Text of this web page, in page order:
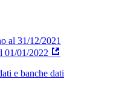
al 31/12/2021
01/01/2022
e banche dati